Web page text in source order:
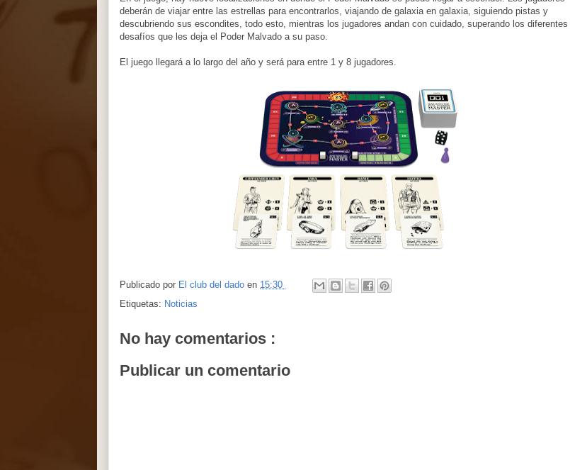
deberán de viajar entre las estrellas para encontrarlos, viajando de galaxia en galaxia, siguiendo pistas y
descubriendo sus escondites, todo esto, mientras los jugadores andan con cuidado, superando los diferentes
desafíos que les deja el Poder Malvado a su paso.
El juego llegará a lo largo del año y será para entre 1 y 8 jugadores.
Publicado por El club del dado en 15:30
Etiquetas: Noticias
No hay comentarios :
Publicar un comentario